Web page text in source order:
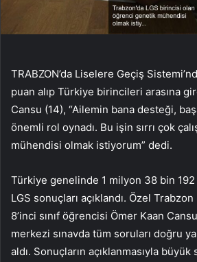
TRABZON’da Liselere Geçiş
puan alıp Türkiye birincileri arasına
Cansu (14), “Ailemin bana desteği,
önemli rol oynadı. Bu işin sırrı çok
mühendisi olmak istiyorum” dedi.
Türkiye genelinde 1 milyon 38 bin 192
LGS sonuçları açıklandı. Özel
8’inci sınıf öğrencisi Ömer Kaan
merkezi sınavda tüm soruları doğru
aldı. Sonuçların açıklanmasıyla